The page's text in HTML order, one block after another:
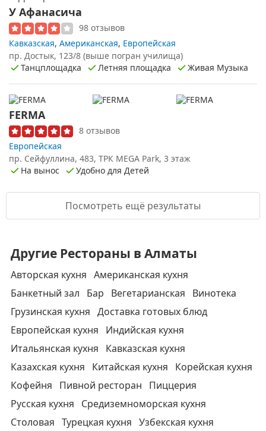
У Афанасича
98 отзывов
Кавказская, Американская, Европейская
пр. Достык, 123/8 (выше погран училища)
Танцплощадка
Летняя площадка Живая Музыка
FERMA
8 отзывов
Европейская
пр. Сейфуллина, 483, ТРК MEGA Park, 3 этаж
На вынос
Удобно для Детей
Посмотреть ещё результаты
Другие Рестораны в Алматы
Авторская кухня Американская кухня
Банкетный зал
Бар Вегетарианская
Винотека
Грузинская кухня Доставка готовых блюд
Европейская кухня
Индийская кухня
Итальянская кухня
Кавказская кухня
Казахская кухня
Китайская кухня
Корейская кухня
Кофейня
Пивной ресторан
Пиццерия
Русская кухня
Средиземноморская кухня
Столовая Турецкая кухня Узбекская кухня